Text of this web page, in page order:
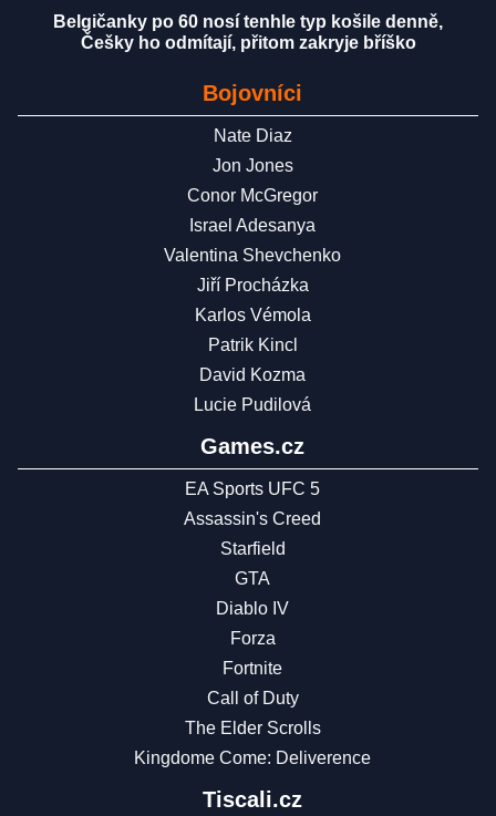
Belgičanky po 60 nosí tenhle typ košile denně,
Češky ho odmítají, přitom zakryje bříško
Bojovníci
Nate Diaz
Jon Jones
Conor McGregor
Israel Adesanya
Valentina Shevchenko
Jiří Procházka
Karlos Vémola
Patrik Kincl
David Kozma
Lucie Pudilová
Games.cz
EA Sports UFC 5
Assassin's Creed
Starfield
GTA
Diablo IV
Forza
Fortnite
Call of Duty
The Elder Scrolls
Kingdome Come: Deliverence
Tiscali.cz